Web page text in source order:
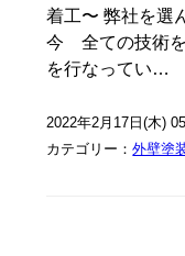
着工〜 弊社を選
今 全ての技術を
を行なってい…
2022年2月17日(木)
カテゴリー：外壁塗